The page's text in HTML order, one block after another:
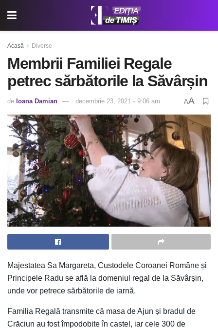
Acasă Diverse
Membrii Familiei Regale
petrec sărbătorile la Săvârșin
de Ioana Damian decembrie 23, 2021 ◦ 9:06 am AA
Majestatea Sa Margareta, Custodele Coroanei Române și
Principele Radu se află la domeniul regal de la Săvârșin,
unde vor petrece sărbătorile de iarnă.
Familia Regală transmite că masa de Ajun și bradul de
Crăciun au fost împodobite în castel, iar cele 300 de